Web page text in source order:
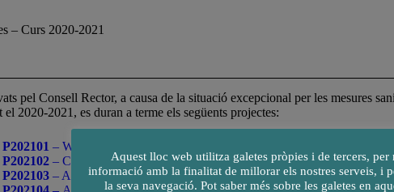
– Curs 2020-2021
pel Consell Rector, a causa de la situació excepcional per les mesures
el 2020-2021, es duran a terme els següents projectes:
P202101 – WIRIS Quizzes: Eina de suport a ciències
P202102 – Creixen GOAR report
P202103 – Ampliació del laboratori de Robòtica
Aquest lloc web utilitza galetes pròpies i de tercers, per
informació amb la finalitat de millorar els nostres serveis, i
la seva navegació. Pot saber més sobre les galetes en